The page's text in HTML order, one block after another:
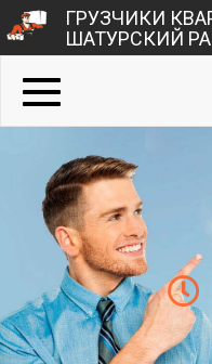
ГРУЗЧИКИ
ШАТУРСКИЙ